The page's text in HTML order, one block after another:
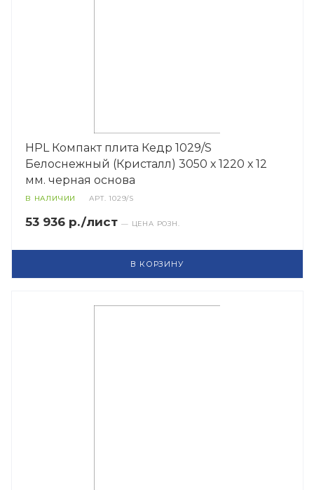
HPL Компакт плита Кедр 1029/S
Белоснежный (Кристалл) 3050 х 1220 х 12
мм. черная основа
В НАЛИЧИИ АРТ.1029/S
53 936 р./лист — ЦЕНА РОЗН.
В КОРЗИНУ